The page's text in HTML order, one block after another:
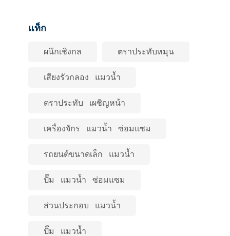
แท็ก
ผนึกเชิงกล ตราประทับหมุน
เสียงรัวกลอง แมวน้ำ
ตราประทับ เผชิญหน้า
เครื่องจักร แมวน้ำ ซ่อมแซม
รถยนต์ขนาดเล็ก แมวน้ำ
ปั๊ม แมวน้ำ ซ่อมแซม
ส่วนประกอบ แมวน้ำ
ปั๊ม แมวน้ำ